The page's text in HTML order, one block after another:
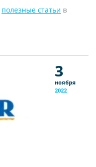
полезные статьи в
3
ноября
2022